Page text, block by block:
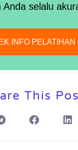
Anda selalu
INFO PELATIHAN
This